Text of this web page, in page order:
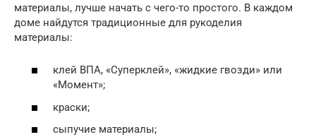
материалы, лучше начать с чего-то простого. В каждом
доме найдутся традиционные для рукоделия
материалы:
клей ВПА, «Суперклей», «жидкие гвозди» или
«Момент»;
краски;
сыпучие материалы;